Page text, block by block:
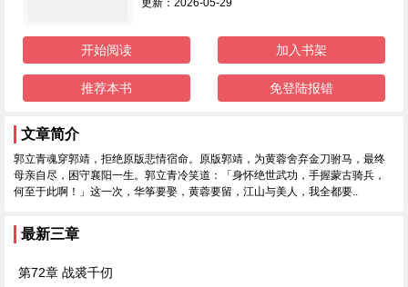
更新：2026-05-29
开始阅读 加入书架
推荐本书 免登陆报错
文章简介
郭立青魂穿郭靖，拒绝原版悲情宿命。原版郭靖，为黄蓉舍弃金刀驸马，最终
母亲自尽，困守襄阳一生。郭立青冷笑道：「身怀绝世武功，手握蒙古骑兵，
何至于此啊！」这一次，华筝要娶，黄蓉要留，江山与美人，我全都要..
最新三章
第72章 战裘千仞